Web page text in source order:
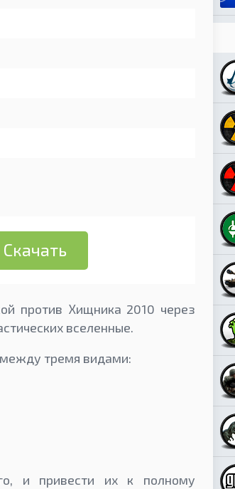
Скачать
против Хищника 2010 через
вселенные.
между тремя видами:
и привести их к полному